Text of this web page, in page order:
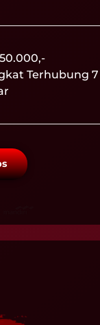
Terhubung 7